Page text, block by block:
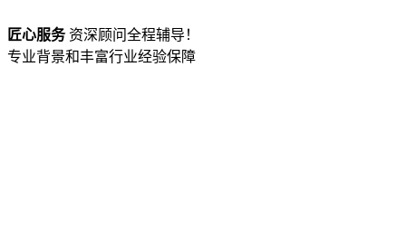
匠心服务资深顾问全程辅导！
专业背景和丰富行业经验保障